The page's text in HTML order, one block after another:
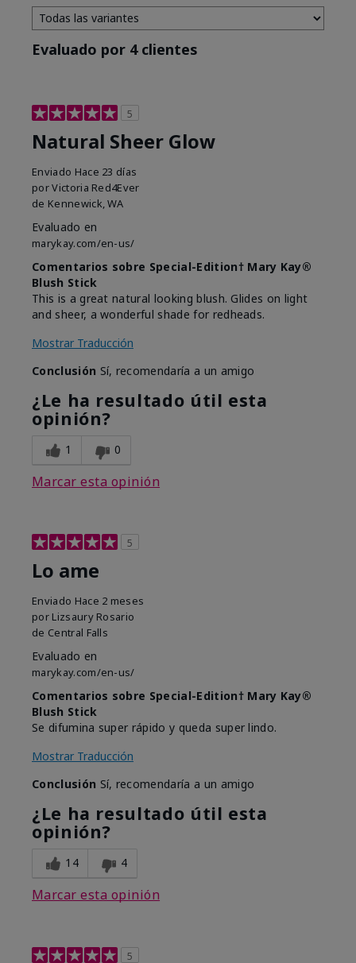
Evaluado por 4 clientes
5
Natural Sheer Glow
Enviado Hace 23 días
porVictoria Red4Ever
de Kennewick, WA
Evaluado en
marykay.com/en-us/
Comentarios sobre Special-Edition† Mary Kay®
Blush Stick
This is a great natural looking blush. Glides on light
and sheer, a wonderful shade for redheads.
Mostrar Traducción
Conclusión Sí, recomendaría a un amigo
¿Le ha resultado útil esta
opinión?
1 0
Marcar esta opinión
5
Lo ame
Enviado Hace 2 meses
por Lizsaury Rosario
de Central Falls
Evaluado en
marykay.com/en-us/
Comentarios sobre Special-Edition† Mary Kay®
Blush Stick
Se difumina super rápido y queda super lindo.
Mostrar Traducción
Conclusión Sí, recomendaría a un amigo
¿Le ha resultado útil esta
opinión?
14 4
Marcar esta opinión
5